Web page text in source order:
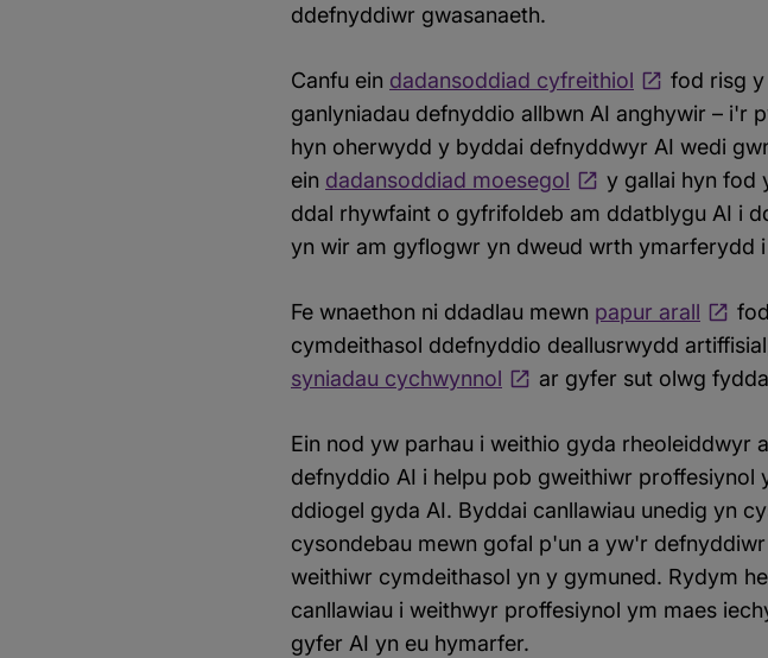
ddefnyddiwr gwasanaeth.
Canfu ein dadansoddiad cyfreithiol
fod risg
ganlyniadau defnyddio allbwn AI anghywir – i'r
hyn oherwydd y byddai defnyddwyr AI wedi
ein dadansoddiad moesegol
y gallai hyn fod
ddal rhywfaint o gyfrifoldeb am ddatblygu AI i
yn wir am gyflogwr yn dweud wrth ymarferydd
Fe wnaethon ni ddadlau mewn papur arall
cymdeithasol ddefnyddio deallusrwydd
syniadau cychwynnol
ar gyfer sut olwg
Ein nod yw parhau i weithio gyda rheoleiddwyr
defnyddio AI i helpu pob gweithiwr
ddiogel gyda AI. Byddai canllawiau unedig yn
cysondebau mewn gofal p'un a yw'r
weithiwr cymdeithasol yn y gymuned. Rydym
canllawiau i weithwyr proffesiynol ym maes
gyfer AI yn eu hymarfer.